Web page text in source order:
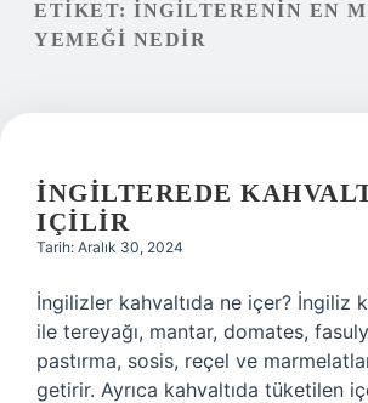
Yasal Uyarı
ETIKET: İNGILTERENIN EN
YEMEĞI NEDIR
İNGILTEREDE
IÇILIR
Tarih: Aralık 30, 2024
İngilizler kahvaltıda ne içer? İngiliz
ile tereyağı, mantar, domates,
pastırma, sosis, reçel ve
getirir. Ayrıca kahvaltıda tüketilen